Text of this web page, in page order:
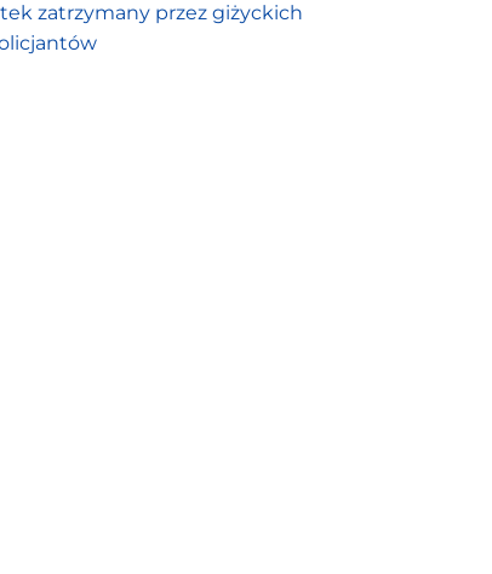
zatrzymany przez giżyckich